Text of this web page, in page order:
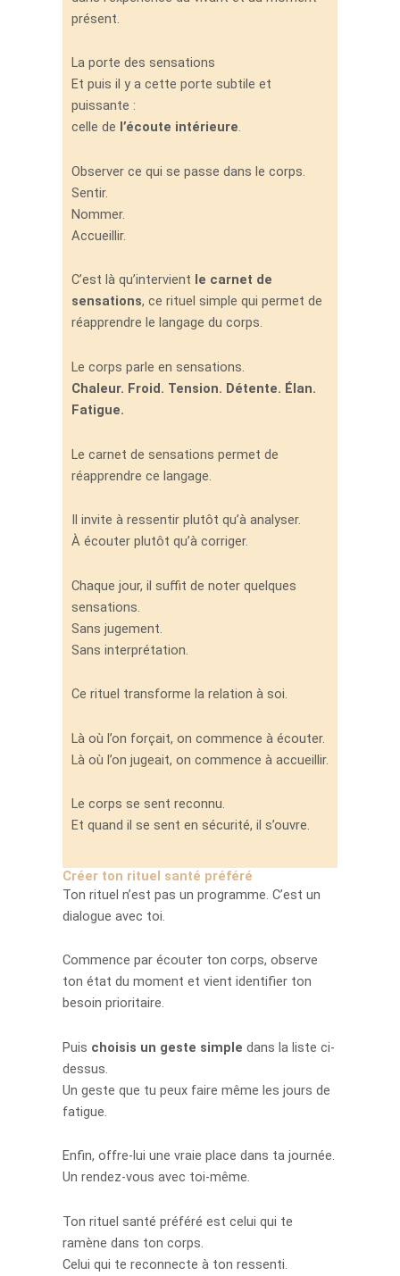
présent.
La porte des sensations
Et puis il y a cette porte subtile et
puissante :
celle de l’écoute intérieure.
Observer ce qui se passe dans le corps.
Sentir.
Nommer.
Accueillir.
C’est là qu’intervient le carnet de
sensations, ce rituel simple qui permet de
réapprendre le langage du corps.
Le corps parle en sensations.
Chaleur. Froid. Tension. Détente. Élan.
Fatigue.
Le carnet de sensations permet de
réapprendre ce langage.
Il invite à ressentir plutôt qu’à analyser.
À écouter plutôt qu’à corriger.
Chaque jour, il suffit de noter quelques
sensations.
Sans jugement.
Sans interprétation.
Ce rituel transforme la relation à soi.
Là où l’on forçait, on commence à écouter.
Là où l’on jugeait, on commence à accueillir.
Le corps se sent reconnu.
Et quand il se sent en sécurité, il s’ouvre.
Créer ton rituel santé préféré
Ton rituel n’est pas un programme. C’est un
dialogue avec toi.
Commence par écouter ton corps, observe
ton état du moment et vient identifier ton
besoin prioritaire.
Puis choisis un geste simple dans la liste ci-
dessus.
Un geste que tu peux faire même les jours de
fatigue.
Enfin, offre-lui une vraie place dans ta journée.
Un rendez-vous avec toi-même.
Ton rituel santé préféré est celui qui te
ramène dans ton corps.
Celui qui te reconnecte à ton ressenti.